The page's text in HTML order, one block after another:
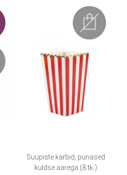
Suupiste karbid, punased
kuldse äärega (8 tk.)